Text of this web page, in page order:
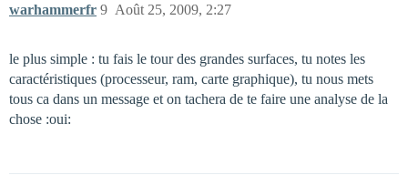
warhammerfr Août 25, 2009, 2:27
9
le plus simple : tu fais le tour des grandes surfaces, tu notes les
caractéristiques (processeur, ram, carte graphique), tu nous mets
tous ca dans un message et on tachera de te faire une analyse de la
chose :oui: